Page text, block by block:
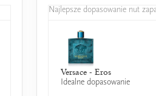
Roberto Cavalli - Serpentine
Najlepsze dopasowanie nut
Versace - Eros
Idealne dopasowanie